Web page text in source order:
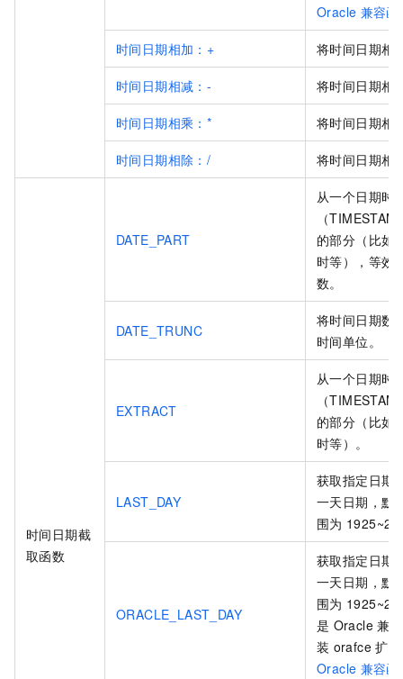
Oracle 兼容函
时间日期相加：+ 将时间日期相
时间日期相减：- 将时间日期相
时间日期相乘：* 将时间日期相
时间日期相除：/ 将时间日期相
时间日期截
取函数
DATE_PART
从一个日期时
（
的部分（比如
时等），等效
数。
DATE_TRUNC
将时间日期数
时间单位。
EXTRACT
从一个日期时
（
的部分（比如
时等）。
LAST_DAY
获取指定日期
一天日期，默
围为
ORACLE_LAST_DAY
获取指定日期
一天日期，默
围为
是 Oracle 兼
装 orafce 扩
Oracle 兼容函